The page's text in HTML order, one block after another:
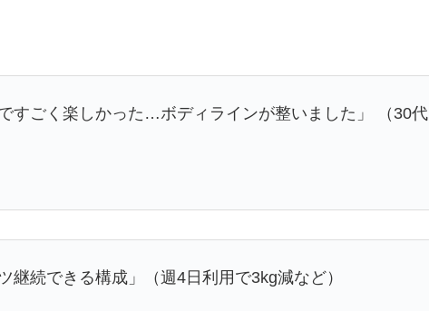
すごく楽しかった…ボディラインが整いました」 （30代
継続できる構成」（週4日利用で3kg減など）